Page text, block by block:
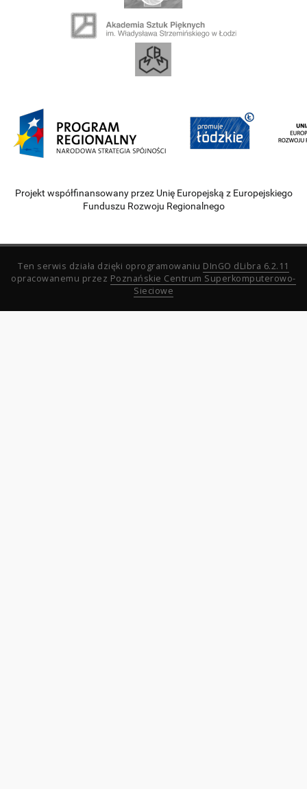
Projekt współfinansowany przez Unię Europejską z Europejskiego
Funduszu Rozwoju Regionalnego
Ten serwis działa dzięki oprogramowaniu DInGO dLibra 6.2.11
opracowanemu przez Poznańskie Centrum Superkomputerowo-
Sieciowe